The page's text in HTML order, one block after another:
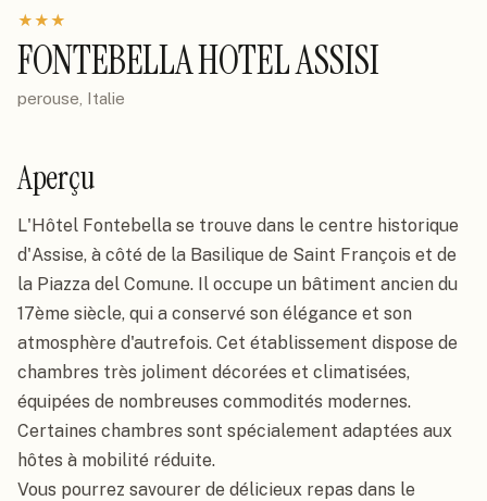
★★★
FONTEBELLA HOTEL ASSISI
perouse, Italie
Aperçu
L'Hôtel Fontebella se trouve dans le centre historique
d'Assise, à côté de la Basilique de Saint François et de
la Piazza del Comune. Il occupe un bâtiment ancien du
17ème siècle, qui a conservé son élégance et son
atmosphère d'autrefois. Cet établissement dispose de
chambres très joliment décorées et climatisées,
équipées de nombreuses commodités modernes.
Certaines chambres sont spécialement adaptées aux
hôtes à mobilité réduite.
Vous pourrez savourer de délicieux repas dans le